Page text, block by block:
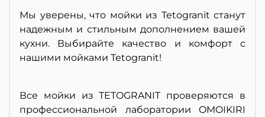
Мы уверены, что мойки из Tetogranit станут
надежным и стильным дополнением вашей
кухни. Выбирайте качество и комфорт с
нашими мойками Tetogranit!
Все мойки из TETOGRANIT проверяются в
профессиональной лаборатории OMOIKIRI